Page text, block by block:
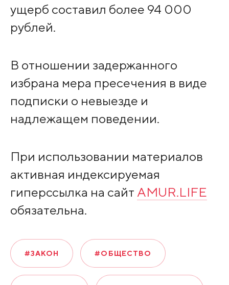
ущерб составил более 94 000
рублей.
В отношении задержанного
избрана мера пресечения в виде
подписки о невыезде и
надлежащем поведении.
При использовании материалов
активная индексируемая
гиперссылка на сайт AMUR.LIFE
обязательна.
#ЗАКОН #ОБЩЕСТВО